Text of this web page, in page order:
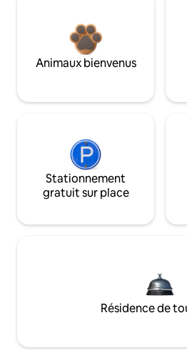
Animaux bienvenus
Stationnement
gratuit sur place
Résidence de